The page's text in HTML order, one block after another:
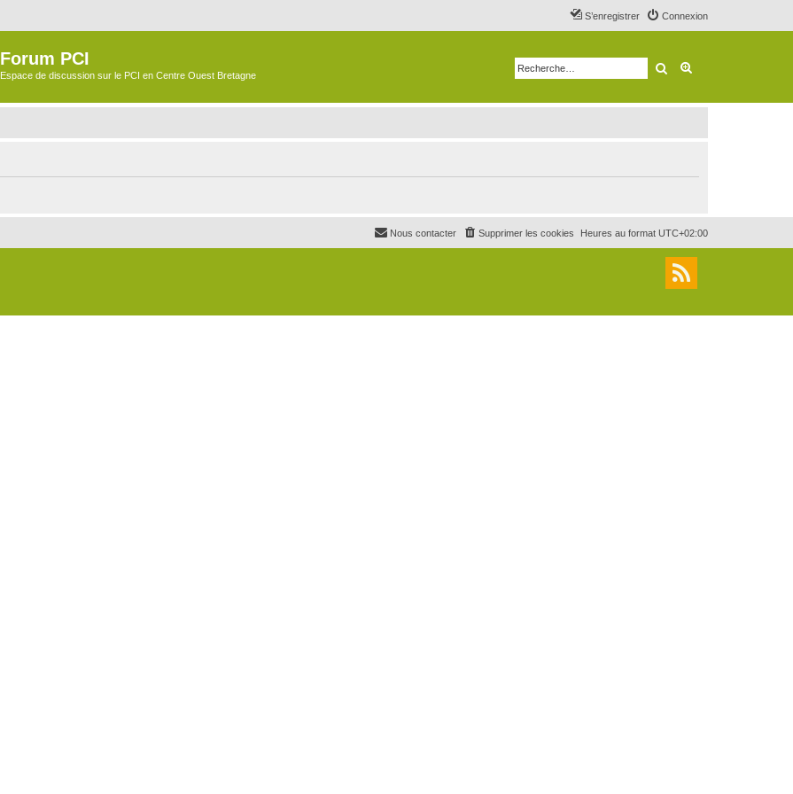
Connexion
S’enregistrer
Forum PCI
Espace de discussion sur le PCI en Centre Ouest Bretagne Rechercher
Heures au format UTC+02:00
Supprimer les cookies
Nous contacter